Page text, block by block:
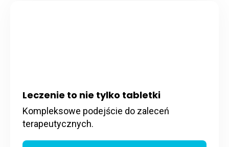
Leczenie to nie tylko tabletki
Kompleksowe podejście do zaleceń
terapeutycznych.